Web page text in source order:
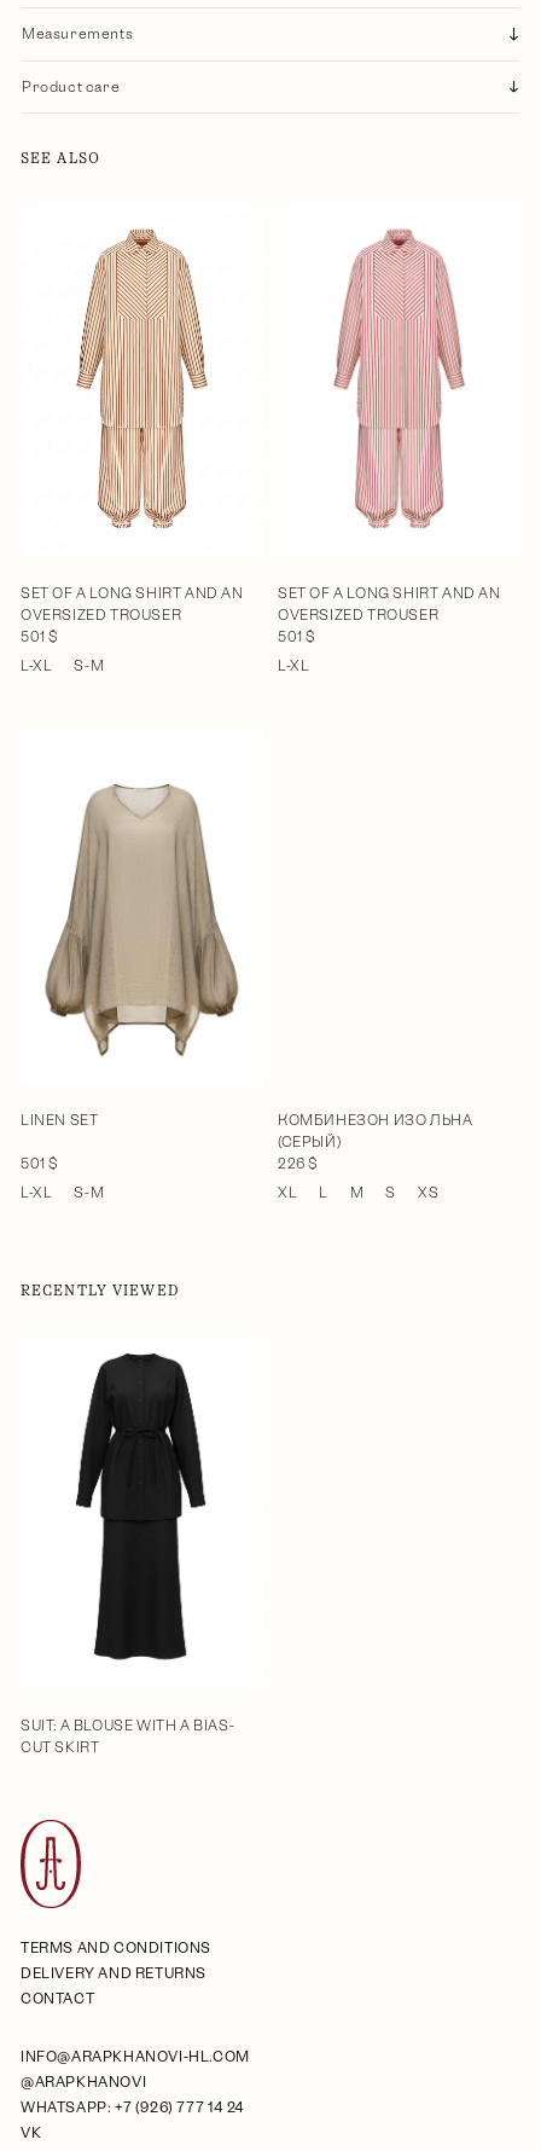
Measurements
Product care
SEE ALSO
SET OF A LONG SHIRT AND AN
OVERSIZED TROUSER
501 $
L-XL
S-M
SET OF A LONG SHIRT AND AN
OVERSIZED TROUSER
501 $
L-XL
LINEN SET
501 $
L-XL
S-M
КОМБИНЕЗОН ИЗО ЛЬНА
(СЕРЫЙ)
226 $
XL
L M S XS
RECENTLY VIEWED
SUIT: A BLOUSE WITH A BIAS-
CUT SKIRT
TERMS AND CONDITIONS
DELIVERY AND RETURNS
CONTACT
INFO@ARAPKHANOVI-HL.COM
@ARAPKHANOVI
WHATSAPP: +7 (926) 777 14 24
VK